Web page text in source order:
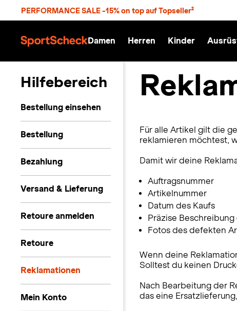
PERFORMANCE SALE -15% on top auf Topseller²
c
e
c
Damen Herren Kinder
Hilfebereich
Bestellung einsehen
Bestellung
Bezahlung
Versand & Lieferung
Retoure anmelden
Retoure
Reklamationen
Mein Konto
Für alle Artikel gilt die
reklamieren möchtest,
Damit wir deine
Auftragsnummer
Artikelnummer
Datum des Kaufs
Präzise
Fotos des defekten
Wenn deine
Solltest du keinen
Nach Bearbeitung der
das eine